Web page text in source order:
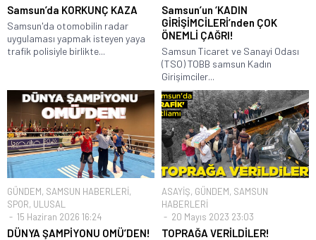
Samsun’da KORKUNÇ KAZA
Samsun'da otomobilin radar
uygulaması yapmak isteyen yaya
trafik polisiyle birlikte...
Samsun’un ‘KADIN
GİRİŞİMCİLERİ’nden ÇOK
ÖNEMLİ ÇAĞRI!
Samsun Ticaret ve Sanayi Odası
(TSO) TOBB samsun Kadın
Girişimciler...
GÜNDEM, SAMSUN HABERLERİ,
SPOR, ULUSAL
15 Haziran 2026 16:24
DÜNYA ŞAMPİYONU OMÜ’DEN!
ASAYİŞ, GÜNDEM, SAMSUN
HABERLERİ
20 Mayıs 2023 23:03
TOPRAĞA VERİLDİLER!